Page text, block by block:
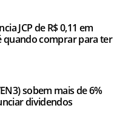
JCP de R$ 0,11 em
quando comprar para ter
sobem mais de 6%
dividendos